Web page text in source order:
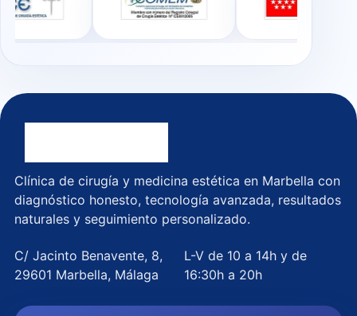
Clínica de cirugía y medicina estética en Marbella con
diagnóstico honesto, tecnología avanzada, resultados
naturales y seguimiento personalizado.
C/ Jacinto Benavente, 8,
29601 Marbella, Málaga
L-V de 10 a 14h y de
16:30h a 20h